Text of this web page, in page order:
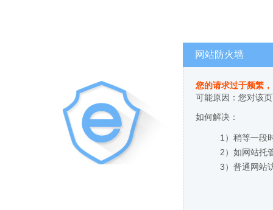
网站防火墙
您的请求过于频繁
可能原因：您对该
如何解决：
1）稍等一段
2）如网站托
3）普通网站